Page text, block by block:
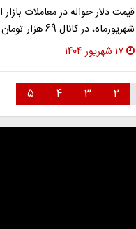
شهریورماه، در کانال 69 هزار تومان نرخ خورده است…
۱۷ شهریور ۱۴۰۴
۲ ۳ ۴ ۵